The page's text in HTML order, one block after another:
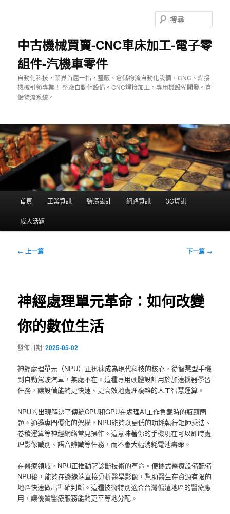
中古機械買賣-CNC車床加工-電子零
組件-汽機車零件
自動化科技，業界首屈一指，整廠、倉儲物流自動化設備，CNC、焊接
機械引領專業！ 整廠自動化設備。CNC焊接加工。專用機設備開發。倉
儲物流系統。
尋
單
首頁 工業資訊 裝潢設計 網路資訊 3C資訊
成人話題
文
← 上一篇 下一篇 →
神經處理單元革命：如何改變
你的數位生活
發佈日期:2025-05-02
神經處理單元（NPU）正迅速成為現代科技的核心，從智慧型手機
到自動駕駛汽車，無處不在。這種專用硬體設計用於加速機器學習
任務，讓設備能夠更快速、更高效地處理複雜的人工智慧運算。
NPU的出現解決了傳統CPU和GPU在處理AI工作負載時的瓶頸問
題。通過專門優化的架構，NPU能夠以更低的功耗執行矩陣乘法、
卷積運算等神經網絡常見操作。這意味著你的手機現在可以即時處
理影像識別、語音辨識等任務，而不會大幅消耗電池壽命。
在醫療領域，NPU正推動著診斷技術的革命。便攜式醫療設備配備
NPU後，能夠在邊緣端直接分析醫學影像，幫助醫生在資源有限的
地區快速做出準確判斷。這種技術特別適合台灣偏遠地區的醫療應
用，讓優質醫療服務能夠更平等地分配。